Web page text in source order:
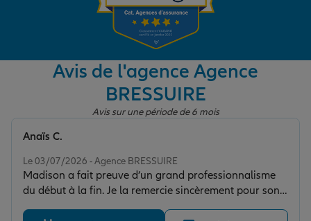
Garantie des accidents de la vie
Assurance scolaire
Retraite
Avis de l'agence Agence
BRESSUIRE
Avis sur une période de 6 mois
Le 03/07/2026 - Agence BRESSUIRE
Madison a fait preuve d’un grand professionnalisme
du début à la fin. Je la remercie sincèrement pour son
travail irréprochable et son accompagnement de
Anaïs C.